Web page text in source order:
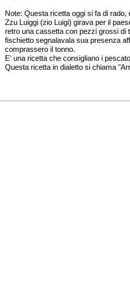
Note: Questa ricetta oggi si fa di rado,
Zzu Luiggi (zio Luigi) girava per il
retro una cassetta con pezzi grossi di
fischietto segnalavala sua presenza
comprassero il tonno.
E' una ricetta che consigliano i
Questa ricetta in dialetto si chiama